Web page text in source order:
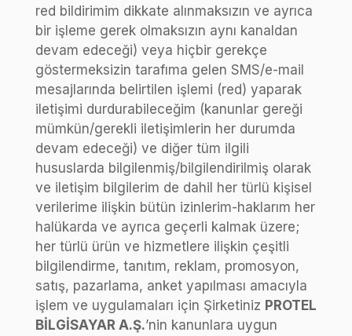
red bildirimim dikkate alınmaksızın ve ayrıca
bir işleme gerek olmaksızın aynı kanaldan
devam edeceği) veya hiçbir gerekçe
göstermeksizin tarafıma gelen SMS/e-mail
mesajlarında belirtilen işlemi (red) yaparak
iletişimi durdurabileceğim (kanunlar gereği
mümkün/gerekli iletişimlerin her durumda
devam edeceği) ve diğer tüm ilgili
hususlarda bilgilenmiş/bilgilendirilmiş olarak
ve iletişim bilgilerim de dahil her türlü kişisel
verilerime ilişkin bütün izinlerim-haklarım her
halükarda ve ayrıca geçerli kalmak üzere;
her türlü ürün ve hizmetlere ilişkin çeşitli
bilgilendirme, tanıtım, reklam, promosyon,
satış, pazarlama, anket yapılması amacıyla
işlem ve uygulamaları için Şirketiniz PROTEL
BİLGİSAYAR A.Ş.’nin kanunlara uygun